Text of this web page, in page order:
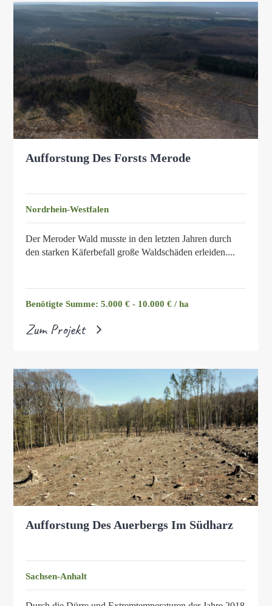
Aufforstung Des Forsts Merode
Nordrhein-Westfalen
Der Meroder Wald musste in den letzten Jahren durch
den starken Käferbefall große Waldschäden erleiden....
Benötigte Summe: 5.000 € - 10.000 € / ha
Zum Projekt
Aufforstung Des Auerbergs Im Südharz
Sachsen-Anhalt